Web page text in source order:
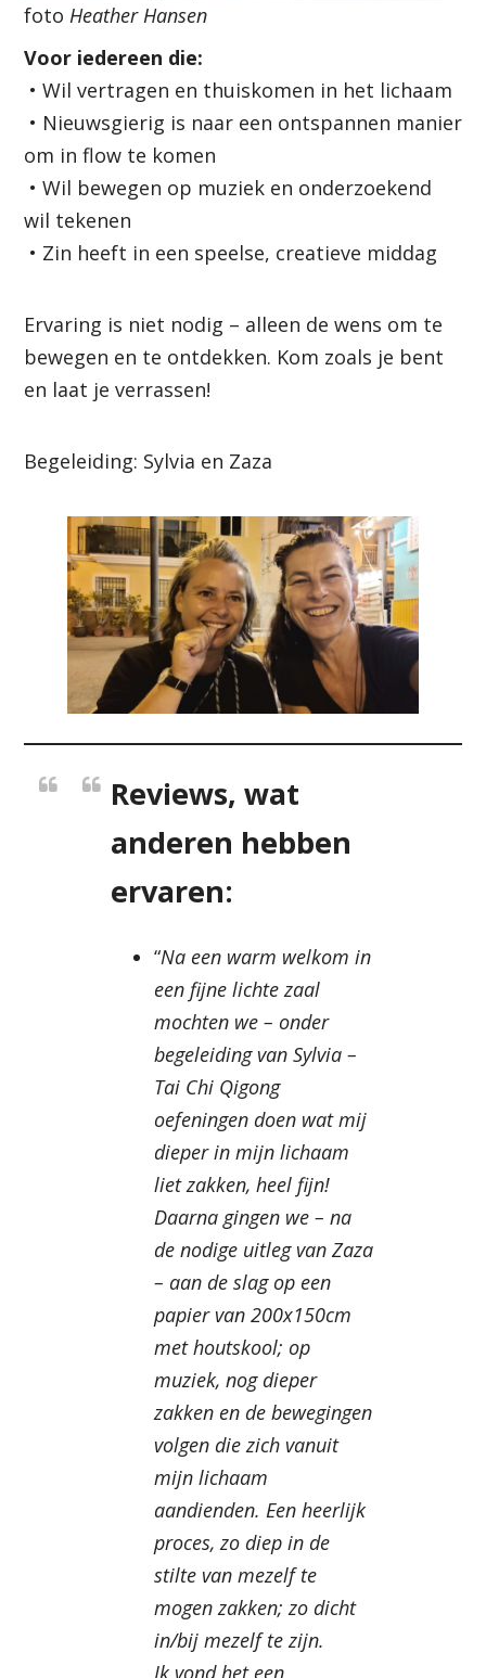
foto Heather Hansen
Voor iedereen die:
• Wil vertragen en thuiskomen in het lichaam
• Nieuwsgierig is naar een ontspannen manier
om in flow te komen
• Wil bewegen op muziek en onderzoekend
wil tekenen
• Zin heeft in een speelse, creatieve middag
Ervaring is niet nodig – alleen de wens om te
bewegen en te ontdekken. Kom zoals je bent
en laat je verrassen!
Begeleiding: Sylvia en Zaza
Reviews, wat
anderen hebben
ervaren:
“Na een warm welkom in
een fijne lichte zaal
mochten we – onder
begeleiding van Sylvia –
Tai Chi Qigong
oefeningen doen wat mij
dieper in mijn lichaam
liet zakken, heel fijn!
Daarna gingen we – na
de nodige uitleg van Zaza
– aan de slag op een
papier van 200x150cm
met houtskool; op
muziek, nog dieper
zakken en de bewegingen
volgen die zich vanuit
mijn lichaam
aandienden. Een heerlijk
proces, zo diep in de
stilte van mezelf te
mogen zakken; zo dicht
in/bij mezelf te zijn.
Ik vond het een